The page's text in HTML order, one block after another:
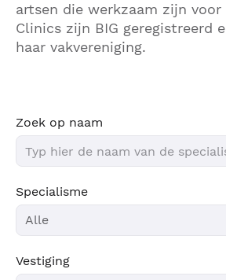
artsen die werkzaam zijn voor
Clinics zijn BIG geregistreerd
haar vakvereniging.
Zoek op naam
Specialisme
Vestiging